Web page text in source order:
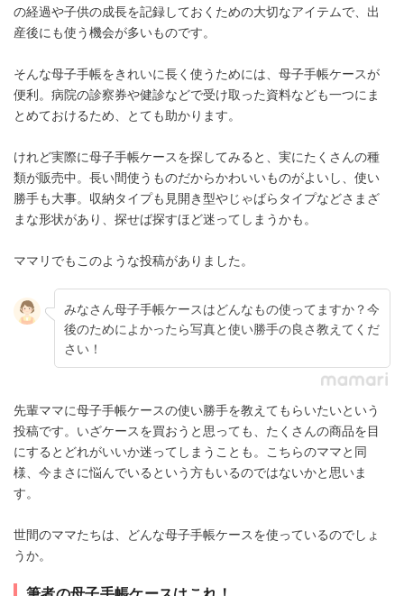
の経過や子供の成長を記録しておくための大切なアイテムで、出
産後にも使う機会が多いものです。
そんな母子手帳をきれいに長く使うためには、母子手帳ケースが
便利。病院の診察券や健診などで受け取った資料なども一つにま
とめておけるため、とても助かります。
けれど実際に母子手帳ケースを探してみると、実にたくさんの種
類が販売中。長い間使うものだからかわいいものがよいし、使い
勝手も大事。収納タイプも見開き型やじゃばらタイプなどさまざ
まな形状があり、探せば探すほど迷ってしまうかも。
ママリでもこのような投稿がありました。
みなさん母子手帳ケースはどんなもの使ってますか？今
後のためによかったら写真と使い勝手の良さ教えてくだ
さい！
先輩ママに母子手帳ケースの使い勝手を教えてもらいたいという
投稿です。いざケースを買おうと思っても、たくさんの商品を目
にするとどれがいいか迷ってしまうことも。こちらのママと同
様、今まさに悩んでいるという方もいるのではないかと思いま
す。
世間のママたちは、どんな母子手帳ケースを使っているのでしょ
うか。